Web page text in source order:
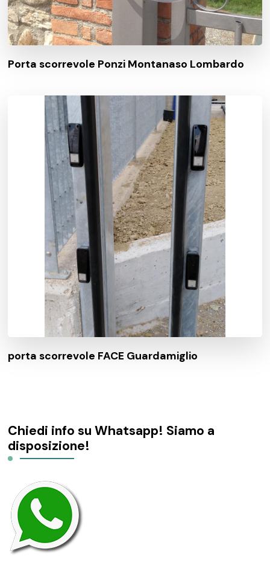
Porta scorrevole Ponzi Montanaso Lombardo
porta scorrevole FACE Guardamiglio
Chiedi info su Whatsapp! Siamo a
disposizione!